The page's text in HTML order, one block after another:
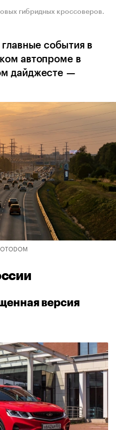
гибридных кроссоверов.
события в
автопроме в
дайджесте —
версия